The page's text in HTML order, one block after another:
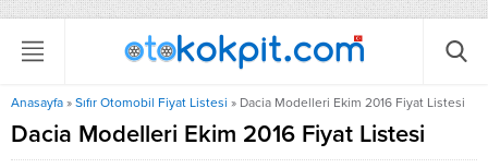
Anasayfa » Sıfır Otomobil Fiyat Listesi » Dacia Modelleri Ekim 2016 Fiyat Listesi
Dacia Modelleri Ekim 2016 Fiyat Listesi